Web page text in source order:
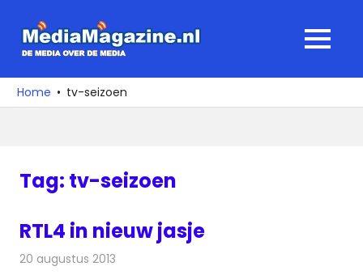
naar
media
over
MENU
Home tv-seizoen
Tag: tv-seizoen
RTL4 in nieuw jasje
20 augustus 2013